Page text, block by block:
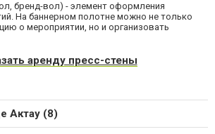
бренд-вол) - элемент оформления
На баннерном полотне можно не только
о мероприятии, но и организовать
аренду пресс-стены
Актау (8)